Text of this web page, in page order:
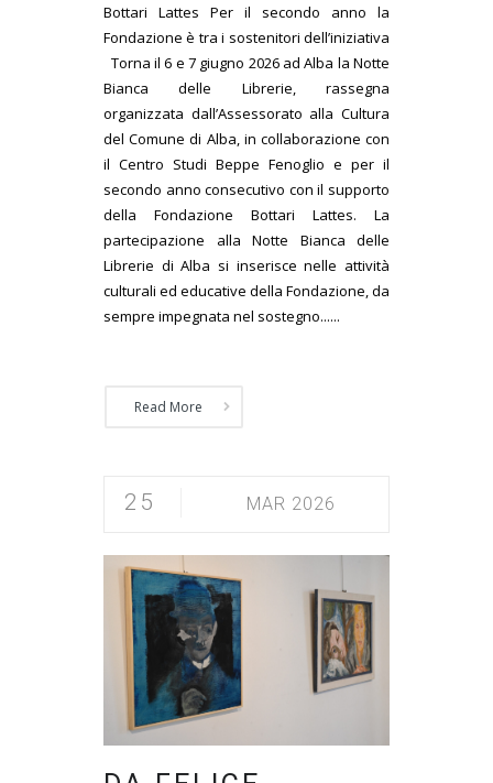
Bottari Lattes Per il secondo anno la
Fondazione è tra i sostenitori dell’iniziativa
Torna il 6 e 7 giugno 2026 ad Alba la Notte
Bianca delle Librerie, rassegna
organizzata dall’Assessorato alla Cultura
del Comune di Alba, in collaborazione con
il Centro Studi Beppe Fenoglio e per il
secondo anno consecutivo con il supporto
della Fondazione Bottari Lattes. La
partecipazione alla Notte Bianca delle
Librerie di Alba si inserisce nelle attività
culturali ed educative della Fondazione, da
sempre impegnata nel sostegno......
Read More
25 MAR 2026